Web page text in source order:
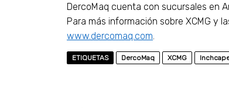
DercoMaq cuenta con sucursales en
Para más información sobre XCMG y
www.dercomaq.com.
ETIQUETAS DercoMaq XCMG